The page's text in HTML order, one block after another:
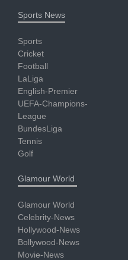
Sports News
Sports
Cricket
Football
LaLiga
English-Premier
UEFA-Champions-
League
BundesLiga
Tennis
Golf
Glamour World
Glamour World
Celebrity-News
Hollywood-News
Bollywood-News
Movie-News